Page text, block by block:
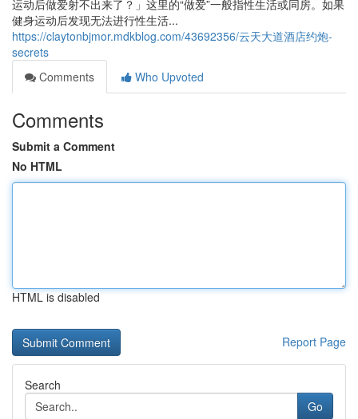
运动后做爱射不出来了？」这里的“做爱”一般指性生活或同房。如果
健身运动后发现无法进行性生活...
https://claytonbjmor.mdkblog.com/43692356/云天大道酒店约炮-
secrets
Comments
Who Upvoted
Comments
Submit a Comment
No HTML
HTML is disabled
Report Page
Search
Go